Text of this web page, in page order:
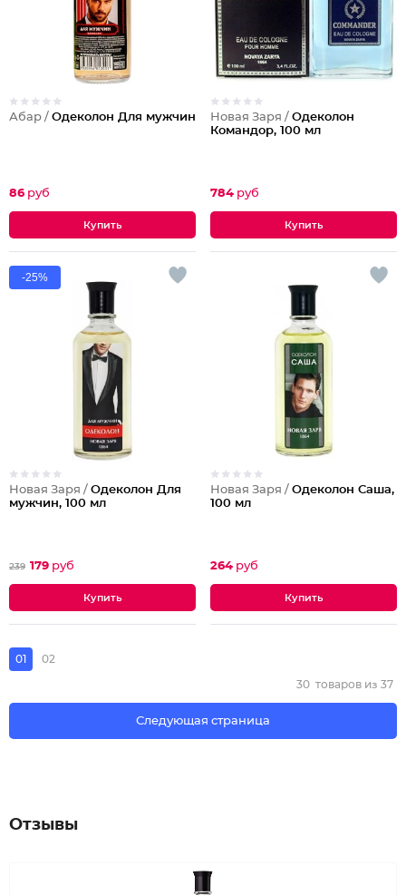
Абар / Одеколон Для мужчин
86 руб
Новая Заря / Одеколон
Командор, 100 мл
784 руб
-25%
Новая Заря / Одеколон Для
мужчин, 100 мл
239 179 руб
Новая Заря / Одеколон Саша,
100 мл
264 руб
01 02
Следующая страница
30 товаров из 37
Отзывы